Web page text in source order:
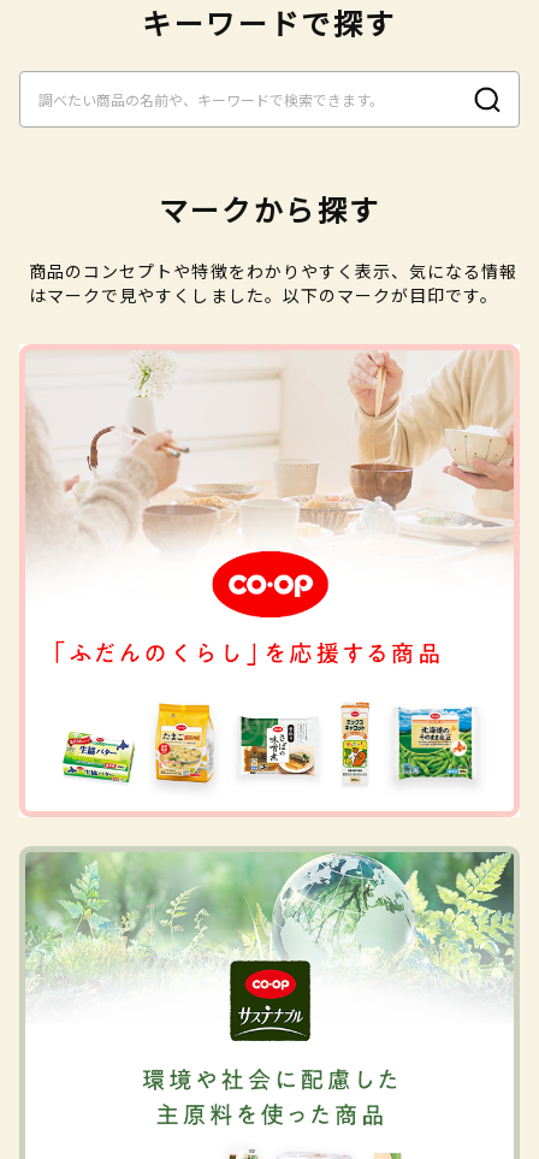
キーワードで探す
マークから探す
商品のコンセプトや特徴をわかりやすく表示、気になる情報
はマークで見やすくしました。以下のマークが目印です。